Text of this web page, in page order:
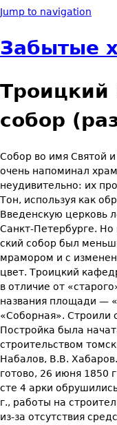
Jump to navigation
Забытые
собор
Собор во имя Святой
очень напо­минал
неудивительно: их
Тон, используя как
Введенскую церковь
Санкт-Петербурге.
ский собор был
мрамором и с
цвет. Троицкий
в отличие от
названия площади —
«Соборная». Строили
Постройка была
строительством
Набалов, В.В.
готово, 26 июня 1850
сте 4 арки
г., работы на
из-за отсутствия